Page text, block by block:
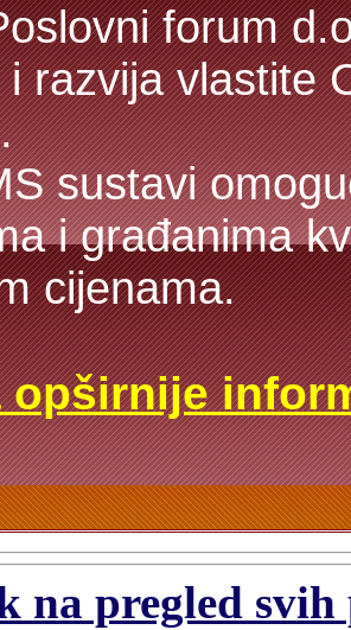
forum
razvija vlastite
sustavi
i građanima
cijenama.
opširnije
na pregled